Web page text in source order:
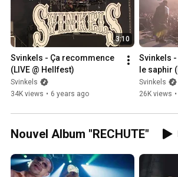
3:10
Svinkels - Ça recommence
(LIVE @ Hellfest)
Svinkels
34K views • 6 years ago
Svinkels
le saphir
Svinkels
26K views •
Nouvel Album "RECHUTE"